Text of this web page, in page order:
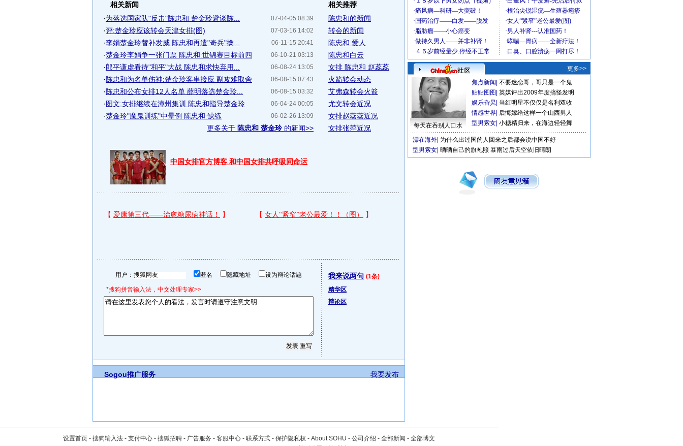
相关新闻
07-04-05 08:39
·为落选国家队"反击"陈忠和 楚金玲避谈陈...
07-03-16 14:02
·评:楚金玲应该转会天津女排(图)
06-11-15 20:41
·李娟楚金玲替补发威 陈忠和再遣"奇兵"擒...
06-10-21 03:13
·楚金玲李娟争一张门票 陈忠和:世锦赛目标前四
06-08-24 13:05
·郎平谦虚看待"和平"大战 陈忠和求快弃用...
06-08-15 07:43
· 陈忠和为名单伤神:楚金玲客串接应 副攻难取舍
06-08-15 03:32
· 陈忠和公布女排12人名单 薛明落选楚金玲...
06-04-24 00:05
·图文:女排继续在漳州集训 陈忠和指导楚金玲
06-02-26 13:09
·楚金玲"魔鬼训练"中晕倒 陈忠和:缺练
更多关于 陈忠和 楚金玲的新闻>>
相关推荐
陈忠和的新闻
转会的新闻
陈忠和 爱人
陈忠和白云
女排 陈忠和 赵蕊蕊
火箭转会动态
艾弗森转会火箭
尤文转会近况
女排赵蕊蕊近况
女排张萍近况
中国女排官方博客 和中国女排共呼吸同命运
用户： 匿名 隐藏地址 设为辩论话题
*搜狗拼音输入法，中文处理专家>>
我来说两句 (1条)
精华区
辩论区
我要发布
Sogou推广服务
更多>>
每天在吞别人口水
焦点新闻 不要迷恋哥，哥只是一个鬼
贴贴图图 英媒评出2009年度搞怪发明
娱乐旮旯 当红明星不仅仅是名利双收
情感世界 后悔嫁给这样一个山西男人
型男索女 小糖精归来，在海边轻轻舞
漂在海外 为什么出过国的人回来之后都会说中国不好
型男索女 晒晒自己的旗袍照 暴雨过后天空依旧晴朗
设置首页 - 搜狗输入法 - 支付中心 - 搜狐招聘 - 广告服务 - 客服中心 - 联系方式 - 保护隐私权 - About SOHU - 公司介绍 - 全部新闻 - 全部博文